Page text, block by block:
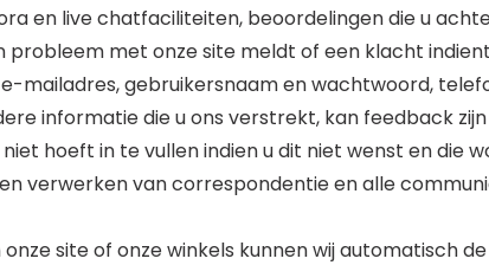
en live chatfaciliteiten, beoordelingen die u
met onze site meldt of een klacht
mailadres, gebruikersnaam en wachtwoord,
informatie die u ons verstrekt, kan feedback
hoeft in te vullen indien u dit niet wenst en die
verwerken van correspondentie en alle
site of onze winkels kunnen wij automatisch